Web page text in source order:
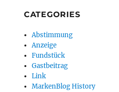
CATEGORIES
Abstimmung
Anzeige
Fundstück
Gastbeitrag
Link
MarkenBlog History